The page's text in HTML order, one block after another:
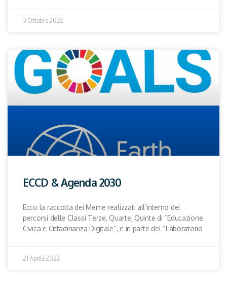
3 Ottobre 2022
ECCD & Agenda 2030
Ecco la raccolta dei Meme realizzati all’interno dei
percorsi delle Classi Terze, Quarte, Quinte di “Educazione
Civica e Cittadinanza Digitale“, e in parte del “Laboratorio
21 Aprile 2022